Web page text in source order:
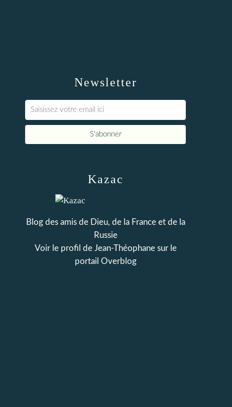
Newsletter
Kazac
Blog des amis de Dieu, de la France et de la
Russie
Voir le profil de Jean-Théophanesur le
portail Overblog